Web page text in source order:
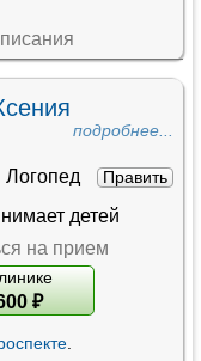
подробнее...
Логопед Править
детей
на прием
₽
.